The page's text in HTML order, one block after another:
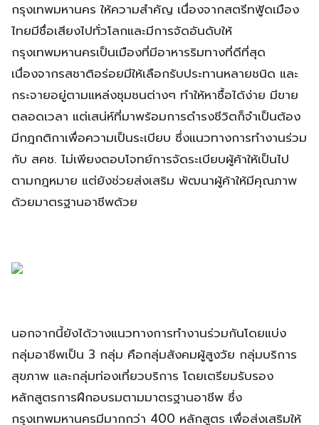
กรุงเทพมหานคร ให้ความสำคัญ เนื่องจากสตรีทฟู้ดเมือง
ไทยมีชื่อเสียงไปทั่วโลกและมีการจัดอันดับให้
กรุงเทพมหานครเป็นเมืองที่มีอาหารริมทางที่ดีที่สุด
เนื่องจากรสชาติอร่อยมีให้เลือกรับประทานหลายชนิด และ
กระจายอยู่ตามแหล่งชุมชนต่างๆ ทำให้หาซื้อได้ง่าย มีขาย
ตลอดเวลา แต่เสน่ห์ที่มาพร้อมการดำรงชีวิตก็จำเป็นต้อง
มีกฎกติกาเพื่อความเป็นระเบียบ ซึ่งแนวทางการทำงานร่วม
กับ สคช. ไม่เพียงตอบโจทย์การจัดระเบียบผู้ค้าให้เป็นไป
ตามกฎหมาย แต่ยังช่วยส่งเสริม พัฒนาผู้ค้าให้มีคุณภาพ
ด้วยมาตรฐานอาชีพด้วย
นอกจากนี้ยังได้วางแนวทางการทำงานร่วมกันโดยแบ่ง
กลุ่มอาชีพเป็น 3 กลุ่ม คือกลุ่มสังคมผู้สูงวัย กลุ่มบริการ
สุขภาพ และกลุ่มท่องเที่ยวบริการ โดยเตรียมรับรอง
หลักสูตรการฝึกอบรมตามมาตรฐานอาชีพ ซึ่ง
กรุงเทพมหานครมีมากกว่า 400 หลักสูตร เพื่อส่งเสริมให้